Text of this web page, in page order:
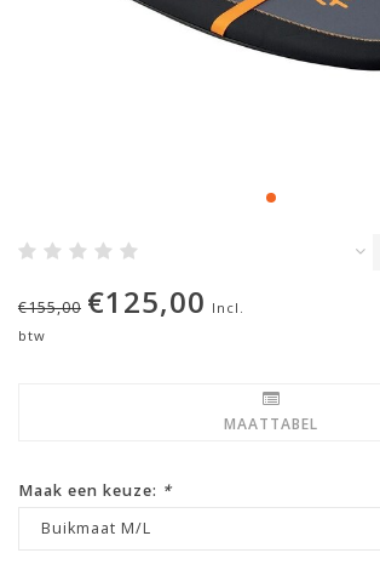
€155,00 €125,00 Incl.
btw
MAATTABEL
Maak een keuze: *
Buikmaat M/L